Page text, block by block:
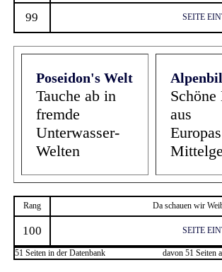
99 SEITE
Poseidon's Welt
Tauche ab in
fremde
Unterwasser-
Welten
aus
Europas
Rang Da schauen wir
100 SEITE
51 Seiten in der Datenbank davon 51 Seiten